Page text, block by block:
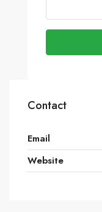
Contact
Email
Website